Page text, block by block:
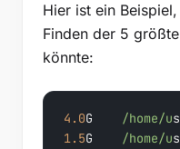
Hier ist ein
Finden der 5
könnte:
4.0G /home/u
1.5G /home/u